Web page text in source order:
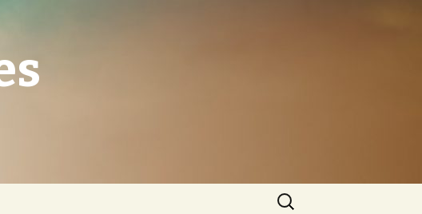
Cerca: